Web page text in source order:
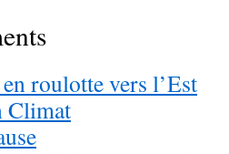
roulotte vers l’Est
Climat